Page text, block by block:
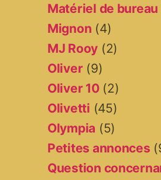
Matériel de bureau
Mignon (4)
MJ Rooy (2)
Oliver(9)
Oliver 10(2)
Olivetti (45)
Olympia (5)
Petites annonces
Question